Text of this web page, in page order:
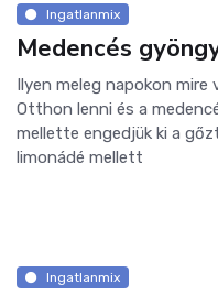
Ingatlanmix
Medencés
Ilyen meleg napokon
Otthon lenni és a
mellette engedjük ki a
limonádé mellett
Ingatlanmix